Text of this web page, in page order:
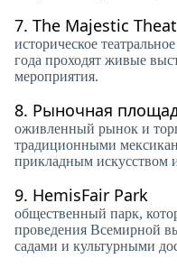
7. The Majestic
историческое
года проходят живые
мероприятия.
8. Рыночная
оживленный рынок и
традиционными
прикладным искусством
9. HemisFair Park
общественный парк,
проведения Всемирной
садами и культурными